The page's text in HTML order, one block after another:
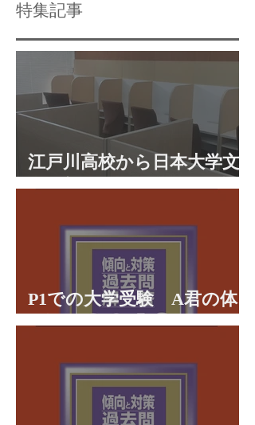
特集記事
江戸川高校から日本大学文
理学部に合格 合格体験談
P1での大学受験 A君の体
験談パート２